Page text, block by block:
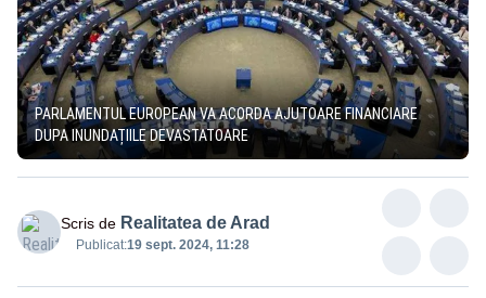
PARLAMENTUL EUROPEAN VA ACORDA AJUTOARE FINANCIARE
DUPA INUNDAȚIILE DEVASTATOARE
Scris de Realitatea de Arad
Publicat:19 sept. 2024, 11:28